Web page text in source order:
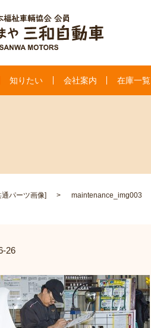
知りたい 会社案内 在庫一覧
通パーツ画像] maintenance_img003
26